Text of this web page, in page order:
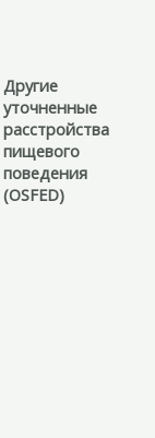
Другие
уточненные
расстройства
пищевого
поведения
(OSFED)